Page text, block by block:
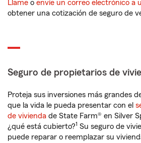
Llame o envíe un correo electrónico a
obtener una cotización de seguro de
Seguro de propietarios de
Proteja sus inversiones más grandes
que la vida le pueda presentar con el
de vivienda de State Farm® en Silver
¿qué está cubierto?1 Su seguro de
puede reparar o reemplazar su